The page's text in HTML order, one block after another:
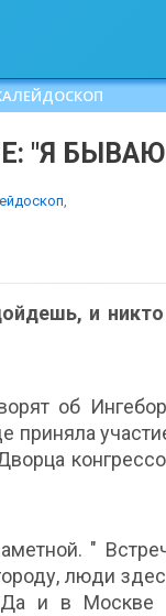
"Я
,
и
об
приняла
"
люди
и в Москве